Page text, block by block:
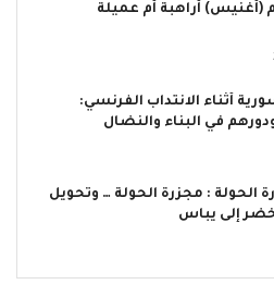
(أغنيس) أراهبة أم عميلة
أثناء الانتداب الفرنسي:
في البناء والنضال
الحولة : مجزرة الحولة … وتحويل
إلى يباس